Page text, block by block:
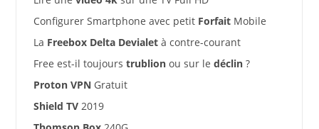
Configurer Smartphone avec petit ForfaitMobile
La Freebox Delta Devialetà contre-courant
Free est-il toujours trublionou sur le déclin?
Proton VPN Gratuit
Shield TV2019